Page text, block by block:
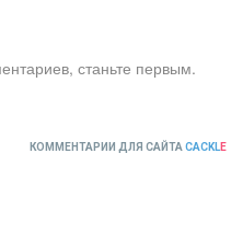
станьте первым.
КОММЕНТАРИИ ДЛЯ САЙТА CACKLE